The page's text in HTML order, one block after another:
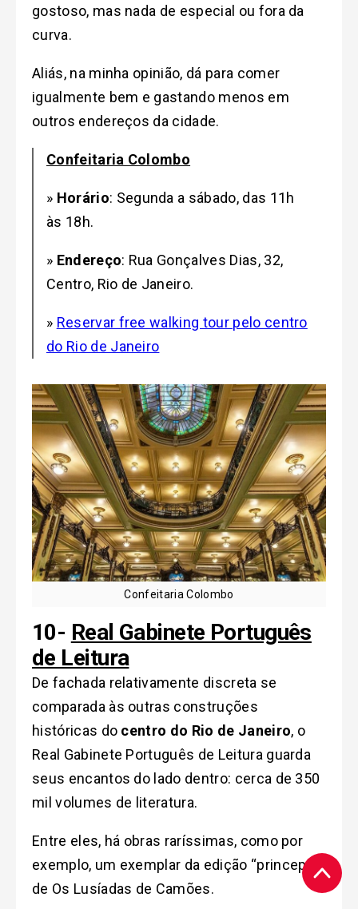
gostoso, mas nada de especial ou fora da
curva.
Aliás, na minha opinião, dá para comer
igualmente bem e gastando menos em
outros endereços da cidade.
Confeitaria Colombo
» Horário: Segunda a sábado, das 11h
às 18h.
» Endereço: Rua Gonçalves Dias, 32,
Centro, Rio de Janeiro.
» Reservar free walking tour pelo centro
do Rio de Janeiro
Confeitaria Colombo
10- Real Gabinete Português
de Leitura
De fachada relativamente discreta se
comparada às outras construções
históricas do centro do Rio de Janeiro, o
Real Gabinete Português de Leitura guarda
seus encantos do lado dentro: cerca de 350
mil volumes de literatura.
Entre eles, há obras raríssimas, como por
exemplo, um exemplar da edição “princeps”
de Os Lusíadas de Camões.